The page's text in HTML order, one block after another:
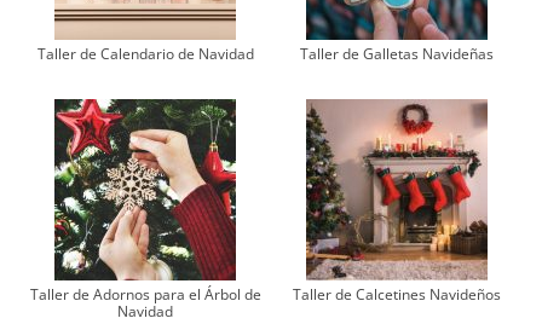
Taller de Calendario de Navidad Taller de Galletas Navideñas
Taller de Adornos para el Árbol de
Navidad
Taller de Calcetines Navideños